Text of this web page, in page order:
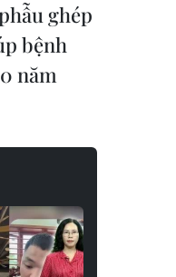
ghép
bệnh
năm